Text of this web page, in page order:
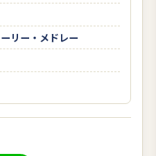
リー・メドレー